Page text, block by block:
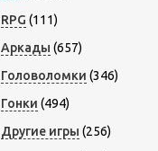
RPG (111)
Аркады (657)
Головоломки (346)
Гонки (494)
Другие игры (256)